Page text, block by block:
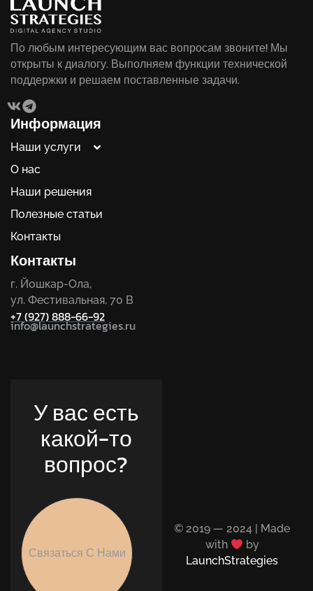
По любым интересующим вас вопросам звоните! Мы
открыты к диалогу. Выполняем функции технической
поддержки и решаем поставленные задачи.
Информация
Наши услуги
О нас
Наши решения
Полезные статьи
Контакты
Контакты
г. Йошкар-Ола,
ул. Фестивальная, 70 В
+7 (927) 888-66-92
info@launchstrategies.ru
© 2019 — 2024 | Made
with
by
LaunchStrategies
У вас есть
какой-то
вопрос?
Связаться С Нами